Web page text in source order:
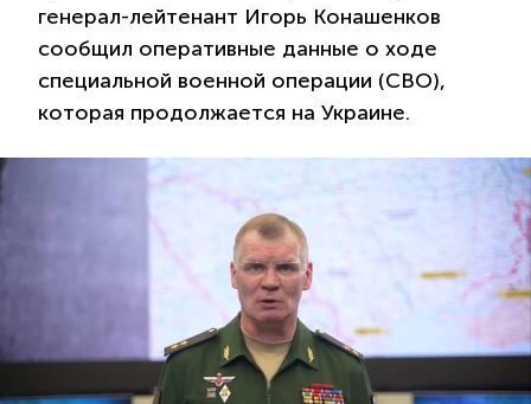
генерал-лейтенант Игорь Конашенков
сообщил оперативные данные о ходе
специальной военной операции (СВО),
которая продолжается на Украине.